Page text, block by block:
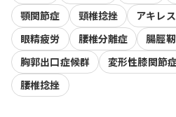
顎関節症
頸椎捻挫 アキレ
眼精疲労
腰椎分離症 腸脛
胸郭出口症候群
変形性膝関節
腰椎捻挫